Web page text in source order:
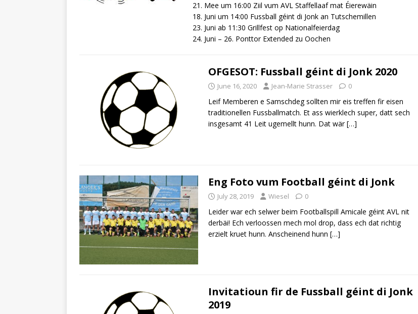
21. Mee um 16:00 Ziil vum AVL Staffellaaf mat Éierewäin
18. Juni um 14:00 Fussball géint di Jonk an Tutschemillen
23. Juni ab 11:30 Grillfest op Nationalfeierdag
24. Juni – 26. Ponttor Extended zu Oochen
OFGESOT: Fussball géint di Jonk 2020
June 16, 2020 Jean-Marie Strasser 0
Leif Memberen e Samschdeg sollten mir eis treffen fir eisen
traditionellen Fussballmatch. Et ass wierklech super, datt sech
insgesamt 41 Leit ugemellt hunn. Dat wär[…]
Eng Foto vum Football géint di Jonk
July 28, 2019 Wiesel 0
Leider war ech selwer beim Footballspill Amicale géint AVL nit
derbäi! Ech verloossen mech mol drop, dass ech dat richtig
erzielt kruet hunn. Anscheinend hunn […]
Invitatioun fir de Fussball géint di Jonk
2019